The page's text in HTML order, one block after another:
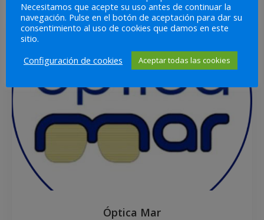
Óptica Mar
Necesitamos que acepte su uso antes de continuar la
navegación. Pulse en el botón de aceptación para dar su
consentimiento al uso de cookies que damos en este
sitio.
Configuración de cookies
Aceptar todas las cookies